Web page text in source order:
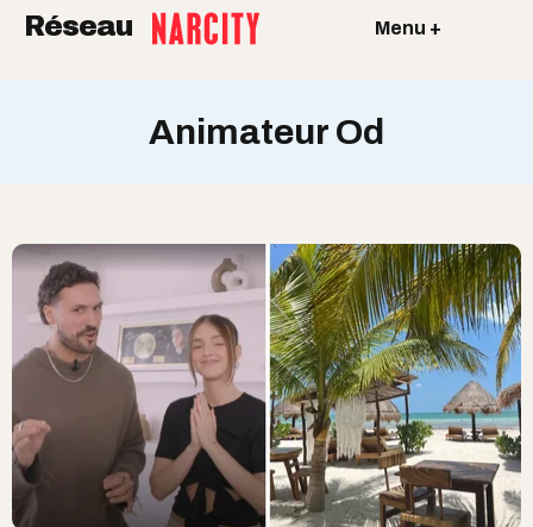
Réseau Menu +
Animateur Od